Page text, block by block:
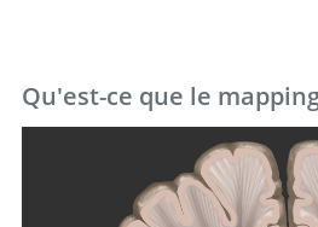
Qu'est-ce que le